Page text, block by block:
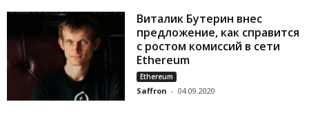
Виталик Бутерин внес
предложение, как справится
с ростом комиссий в сети
Ethereum
Ethereum
Saffron - 04.09.2020